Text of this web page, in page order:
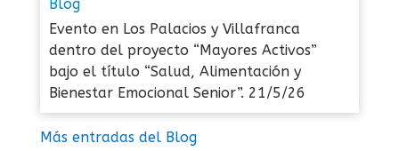
Blog
Evento en Los Palacios y Villafranca
dentro del proyecto “Mayores Activos”
bajo el título “Salud, Alimentación y
Bienestar Emocional Senior”. 21/5/26
Más entradas del Blog